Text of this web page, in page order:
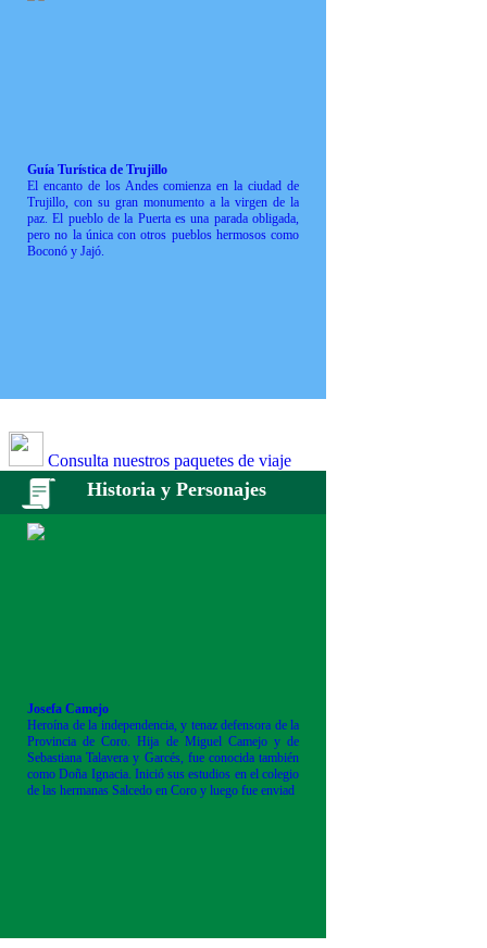
Guía Turística de Trujillo
El encanto de los Andes comienza en la ciudad de
Trujillo, con su gran monumento a la virgen de la
paz. El pueblo de la Puerta es una parada obligada,
pero no la única con otros pueblos hermosos como
Boconó y Jajó.
Consulta nuestros paquetes de viaje
Historia y Personajes
Josefa Camejo
Heroína de la independencia, y tenaz defensora de la
Provincia de Coro. Hija de Miguel Camejo y de
Sebastiana Talavera y Garcés, fue conocida también
como Doña Ignacia. Inició sus estudios en el colegio
de las hermanas Salcedo en Coro y luego fue enviad